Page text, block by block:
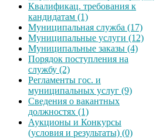
Квалификац. требования к
кандидатам (1)
Муниципальная служба (17)
Муниципальные услуги (12)
Муниципальные заказы (4)
Порядок поступления на
службу (2)
Регламенты гос. и
муниципальных услуг (9)
Сведения о вакантных
должностях (1)
Аукционы и Конкурсы
(условия и результаты) (0)